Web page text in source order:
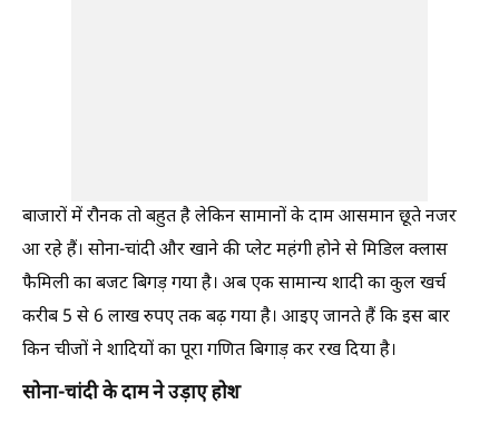
बाजारों में रौनक तो बहुत है लेकिन सामानों के दाम आसमान छूते नजर
आ रहे हैं। सोना-चांदी और खाने की प्लेट महंगी होने से मिडिल क्लास
फैमिली का बजट बिगड़ गया है। अब एक सामान्य शादी का कुल खर्च
करीब 5 से 6 लाख रुपए तक बढ़ गया है। आइए जानते हैं कि इस बार
किन चीजों ने शादियों का पूरा गणित बिगाड़ कर रख दिया है।
सोना-चांदी के दाम ने उड़ाए होश